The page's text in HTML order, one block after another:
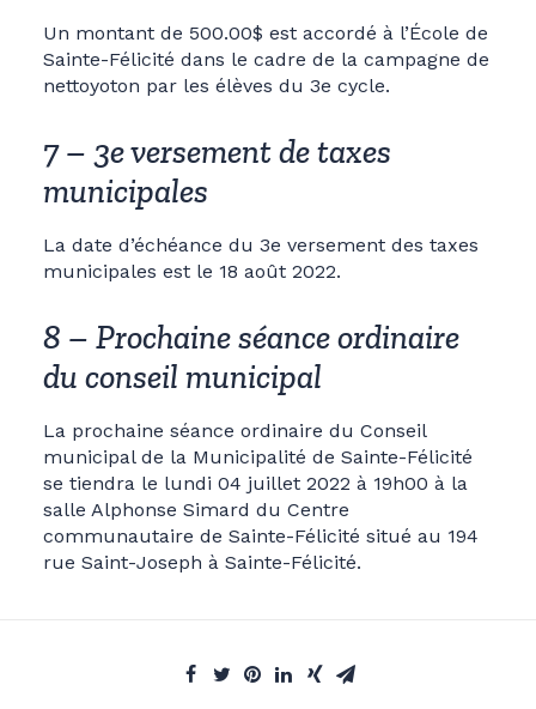
Un montant de 500.00$ est accordé à l’École de
Sainte-Félicité dans le cadre de la campagne de
nettoyoton par les élèves du 3e cycle.
7 – 3e versement de taxes
municipales
La date d’échéance du 3e versement des taxes
municipales est le 18 août 2022.
8 – Prochaine séance ordinaire
du conseil municipal
La prochaine séance ordinaire du Conseil
municipal de la Municipalité de Sainte-Félicité
se tiendra le lundi 04 juillet 2022 à 19h00 à la
salle Alphonse Simard du Centre
communautaire de Sainte-Félicité situé au 194
rue Saint-Joseph à Sainte-Félicité.